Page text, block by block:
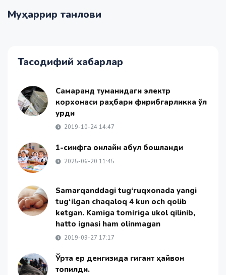
Муҳаррир танлови
Тасодифий хабарлар
Самарқанд туманидаги электр
корхонаси раҳбари фирибгарликка қўл
урди
2019-10-24 14:47
1-синфга онлайн қабул бошланди
2025-06-20 11:45
Samarqanddagi tug‘ruqxonada yangi
tug‘ilgan chaqaloq 4 kun och qolib
ketgan. Kamiga tomiriga ukol qilinib,
hatto ignasi ham olinmagan
2019-09-27 17:17
Ўрта ер денгизида гигант ҳайвон
топилди.